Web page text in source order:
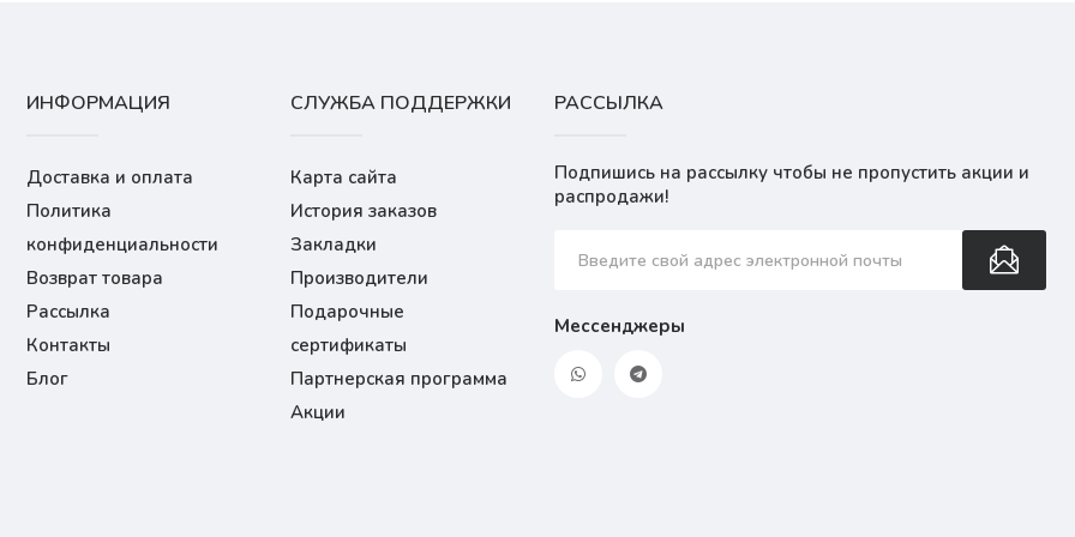
ИНФОРМАЦИЯ
Доставка и оплата
Политика
конфиденциальности
Возврат товара
Рассылка
Контакты
Блог
СЛУЖБА ПОДДЕРЖКИ
Карта сайта
История заказов
Закладки
Производители
Подарочные
сертификаты
Партнерская программа
Акции
РАССЫЛКА
Подпишись на рассылку чтобы не пропустить акции и
распродажи!
Мессенджеры